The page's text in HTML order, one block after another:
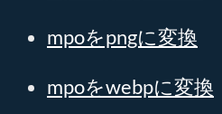
mpoをpngに変換
mpoをwebpに変換